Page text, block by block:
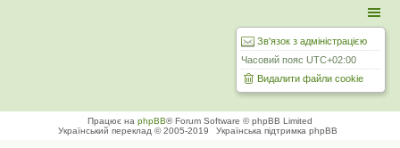
Зв'язок з адміністрацією
Часовий пояс UTC+02:00
Видалити файли cookie
Працює на phpBB® Forum Software © phpBB Limited
Український переклад © 2005-2019
Українська підтримка phpBB